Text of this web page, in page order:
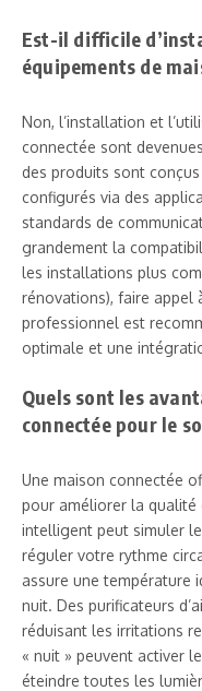
Est-il difficile
équipements de
Non, l’installation et
connectée sont
des produits sont
configurés via des
standards de
grandement la
les installations plus
rénovations), faire appel
professionnel est
optimale et une
Quels sont les
connectée pour le
Une maison connectée
pour améliorer la qualité
intelligent peut simuler
réguler votre rythme
assure une température
nuit. Des purificateurs
réduisant les irritations
« nuit » peuvent activer
éteindre toutes les